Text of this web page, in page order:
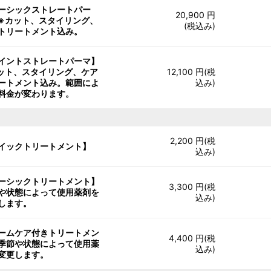
シックストレートパー
カット、スタイリング、
リートメント込み。
20,900 円
(税込み)
ントストレートパーマ】
ト、スタイリング、ケア
トメント込み。範囲によ
金が変わります。
12,100 円(税
込み)
ックトリートメント】
2,200 円(税
込み)
シックトリートメント】
状態によって使用薬剤を
ます。
3,300 円(税
込み)
ムケア付きトリートメン
節や状態によって使用薬
更します。
4,400 円(税
込み)